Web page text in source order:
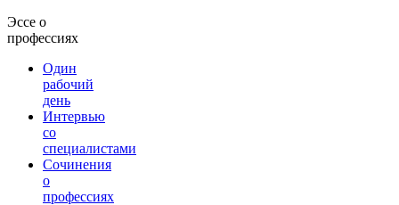
Эссе о
профессиях
Один
рабочий
день
Интервью
со
специалистами
Сочинения
о
профессиях